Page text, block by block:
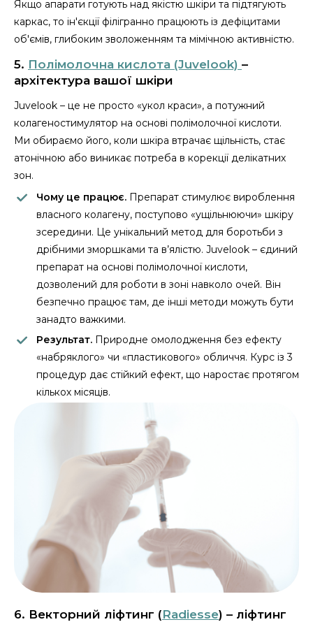
Якщо апарати готують над якістю шкіри та підтягують
каркас, то ін'єкції філігранно працюють із дефіцитами
об'ємів, глибоким зволоженням та мімічною активністю.
5. Полімолочна кислота (Juvelook) –
архітектура вашої шкіри
Juvelook – це не просто «укол краси», а потужний
колагеностимулятор на основі полімолочної кислоти.
Ми обираємо його, коли шкіра втрачає щільність, стає
атонічною або виникає потреба в корекції делікатних
зон.
Чому це працює. Препарат стимулює вироблення
власного колагену, поступово «ущільнюючи» шкіру
зсередини. Це унікальний метод для боротьби з
дрібними зморшками та в’ялістю. Juvelook – єдиний
препарат на основі полімолочної кислоти,
дозволений для роботи в зоні навколо очей. Він
безпечно працює там, де інші методи можуть бути
занадто важкими.
Результат. Природне омолодження без ефекту
«набряклого» чи «пластикового» обличчя. Курс із 3
процедур дає стійкий ефект, що наростає протягом
кількох місяців.
6. Векторний ліфтинг (Radiesse) – ліфтинг